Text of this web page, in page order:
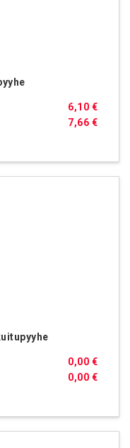
7,66 €
6,10 €
0,00 €
0,00 €